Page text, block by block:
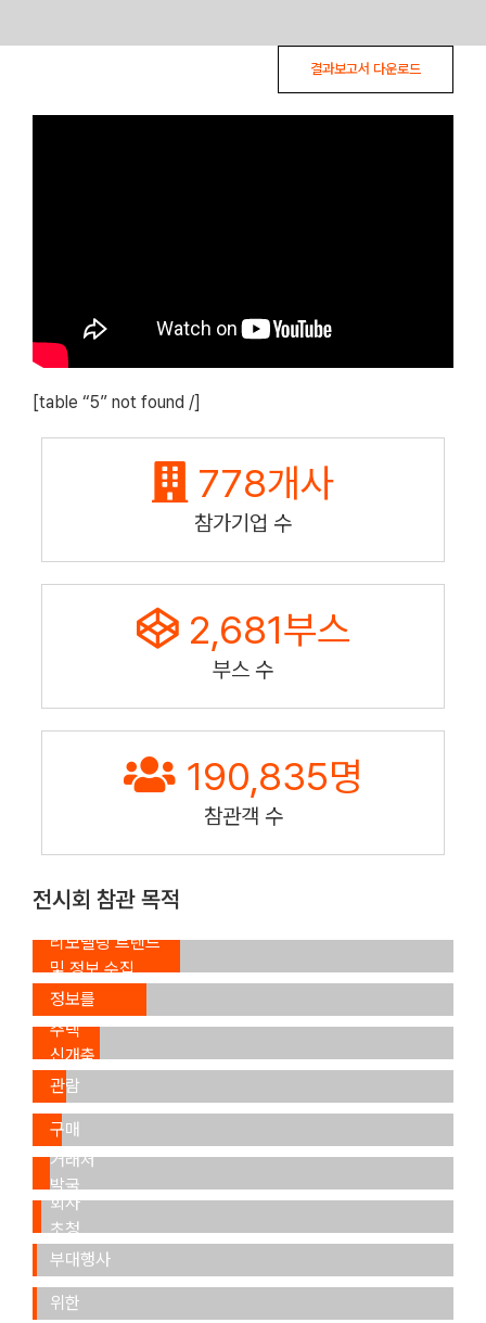
결과보고서 다운로드
[table “5” not found /]
778개사
참가기업 수
2,681부스
부스 수
190,835명
참관객 수
전시회 참관 목적
인테리어,
리모델링 트렌드
및 정보 수집
(35.1.%)
신제품,
신기술
정보를
얻기 위해
(27.1%)
장래
주택
신개축
(16.2%)
일반
관람
(7.7%)
제품
구매
(7.2%)
신규
거래처
발굴
(4.1%)
거래
회사
초청
(1.0%)
세미나,
포럼 등
부대행사
참석
(0.8%)
본
전시회
참가를
위한